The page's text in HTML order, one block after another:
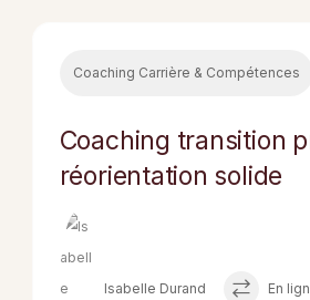
Coaching Carrière & Compétences
Coaching transition
réorientation solide
Isabelle Durand En